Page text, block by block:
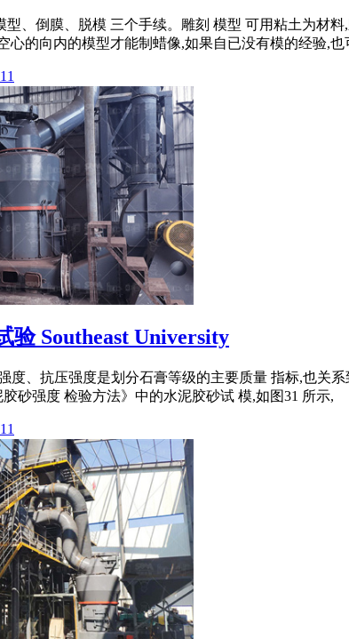
型、倒膜、脱模 三个手续。雕刻 模型 可用粘土为材
心的向内的模型才能制蜡像,如果自已没有模的经验,
验 Southeast University
度、抗压强度是划分石膏等级的主要质量 指标,也关
砂强度 检验方法》中的水泥胶砂试 模,如图31 所示,